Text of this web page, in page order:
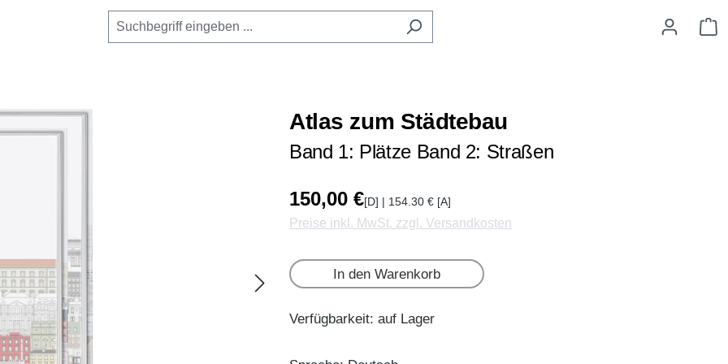
Atlas zum Städtebau
Band 1: Plätze Band 2: Straßen
150,00 €[D] | 154.30 € [A]
Preise inkl. MwSt. zzgl. Versandkosten
In den Warenkorb
Verfügbarkeit: auf Lager